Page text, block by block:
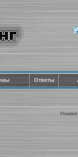
Ответы